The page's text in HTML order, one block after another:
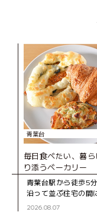
青葉台
毎日食べたい、暮
り添うベーカリー
青葉台駅から徒歩5
沿って並ぶ住宅の間
ずむ「ブーランジェ
2026.08.07